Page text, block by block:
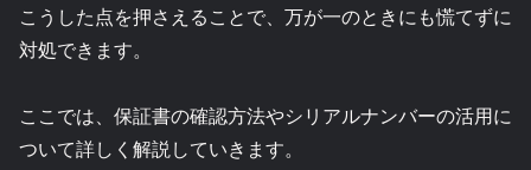
こうした点を押さえることで、万が一のときにも慌てずに
対処できます。
ここでは、保証書の確認方法やシリアルナンバーの活用に
ついて詳しく解説していきます。